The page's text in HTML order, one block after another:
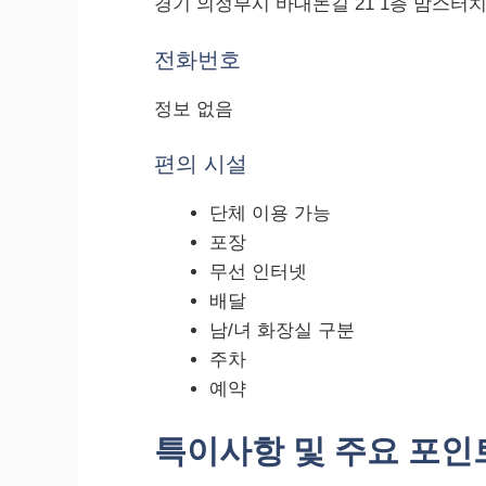
전화번호
정보 없음
편의 시설
단체 이용 가능
포장
무선 인터넷
배달
남/녀 화장실 구분
주차
예약
특이사항 및 주요 포인